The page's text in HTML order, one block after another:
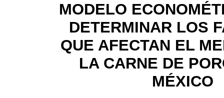
MODELO
DETERMINAR LOS
QUE AFECTAN EL
LA CARNE DE
MÉXICO